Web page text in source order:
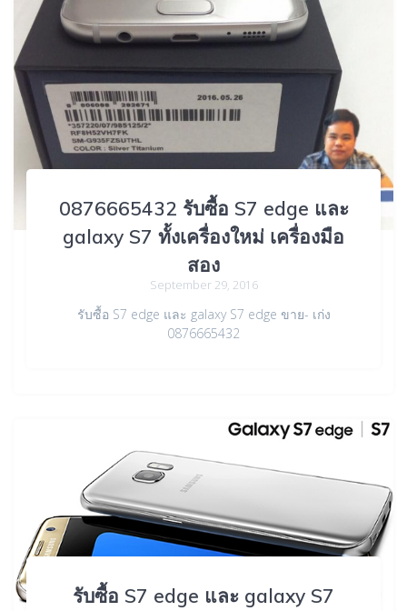
0876665432 รับซื้อ S7 edge และ
galaxy S7 ทั้งเครื่องใหม่ เครื่องมือ
สอง
September 29, 2016
รับซื้อ S7 edge และ galaxy S7 edge ขาย- เก่ง
0876665432
รับซื้อ S7 edge และ galaxy S7